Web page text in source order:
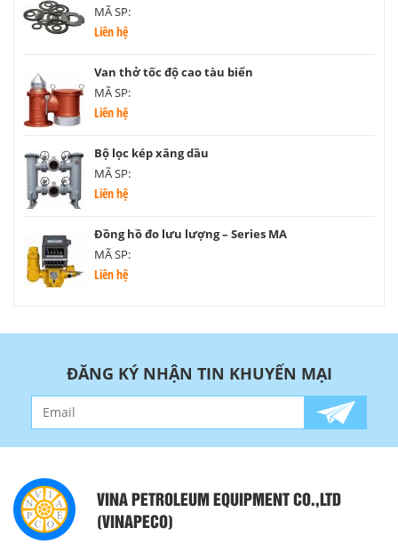
MÃ SP:
Liên hệ
Van thở tốc độ cao tàu biển
MÃ SP:
Liên hệ
Bộ lọc kép xăng dầu
MÃ SP:
Liên hệ
Đồng hồ đo lưu lượng – Series MA
MÃ SP:
Liên hệ
ĐĂNG KÝ NHẬN TIN KHUYẾN MẠI
VINA PETROLEUM EQUIPMENT CO.,LTD
(VINAPECO)